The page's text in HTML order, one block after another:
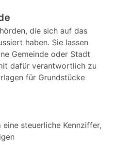
die sich auf das
haben. Sie lassen
Gemeinde oder Stadt
dafür verantwortlich zu
für Grundstücke
steuerliche Kennziffer,